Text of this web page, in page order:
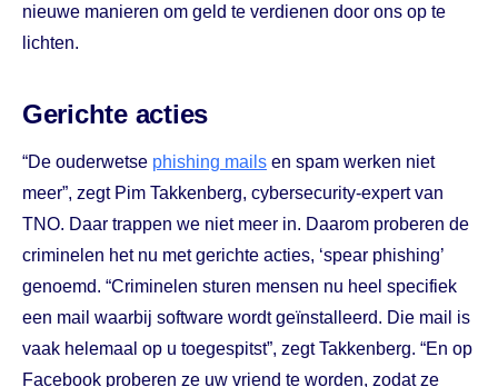
nieuwe manieren om geld te verdienen door ons op te
lichten.
Gerichte acties
“De ouderwetse phishing mails en spam werken niet
meer”, zegt Pim Takkenberg, cybersecurity-expert van
TNO. Daar trappen we niet meer in. Daarom proberen de
criminelen het nu met gerichte acties, ‘spear phishing’
genoemd. “Criminelen sturen mensen nu heel specifiek
een mail waarbij software wordt geïnstalleerd. Die mail is
vaak helemaal op u toegespitst”, zegt Takkenberg. “En op
Facebook proberen ze uw vriend te worden, zodat ze